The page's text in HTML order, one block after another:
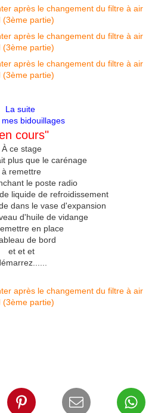
La suite
bidouillages
cours"
À ce stage
plus que le carénage
à remettre
le poste radio
liquide de refroidissement
dans le vase d'expansion
d'huile de vidange
en place
de bord
et et et